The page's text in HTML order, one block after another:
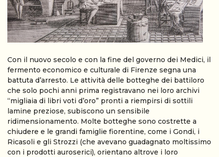
Con il nuovo secolo e con la fine del governo dei Medici, il
fermento economico e culturale di Firenze segna una
battuta d’arresto. Le attività delle botteghe dei battiloro
che solo pochi anni prima registravano nei loro archivi
“migliaia di libri voti d’oro” pronti a riempirsi di sottili
lamine preziose, subiscono un sensibile
ridimensionamento. Molte botteghe sono costrette a
chiudere e le grandi famiglie fiorentine, come i Gondi, i
Ricasoli e gli Strozzi (che avevano guadagnato moltissimo
con i prodotti auroserici), orientano altrove i loro